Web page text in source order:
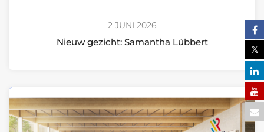
2 JUNI 2026
Nieuw gezicht: Samantha Lübbert